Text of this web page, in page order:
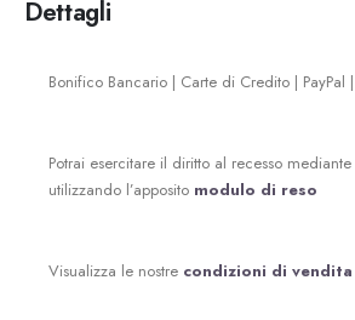
Dettagli
Bonifico Bancario | Carte di Credito | PayPal
Potrai esercitare il diritto al recesso
utilizzando l’apposito modulo di reso
Visualizza le nostre condizioni di vendita